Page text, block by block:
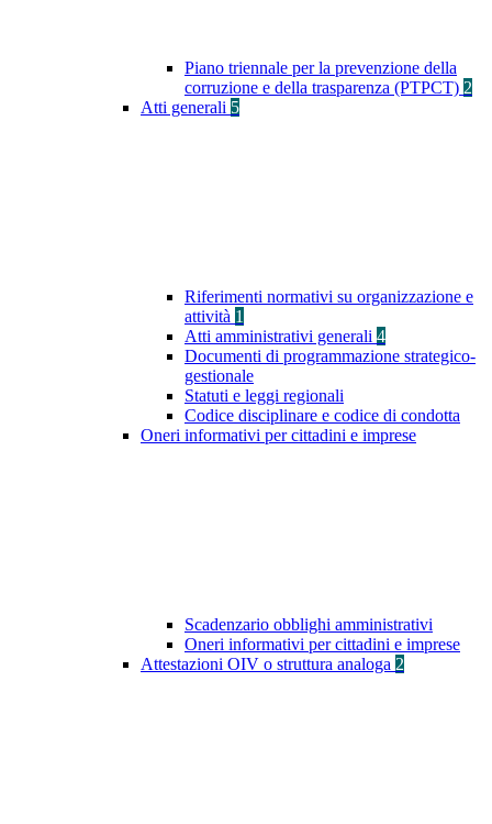
Piano triennale per la prevenzione della
corruzione e della trasparenza (PTPCT) 2
Atti generali 5
Riferimenti normativi su organizzazione e
attività 1
Atti amministrativi generali 4
Documenti di programmazione strategico-
gestionale
Statuti e leggi regionali
Codice disciplinare e codice di condotta
Oneri informativi per cittadini e imprese
Scadenzario obblighi amministrativi
Oneri informativi per cittadini e imprese
Attestazioni OIV o struttura analoga 2